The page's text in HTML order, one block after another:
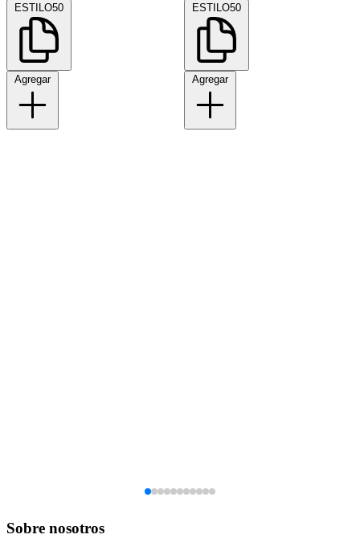
ESTILO50
Agregar
ESTILO50
Agregar
Sobre nosotros